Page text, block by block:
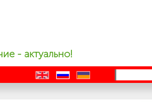
- актуально!
en ru
uk